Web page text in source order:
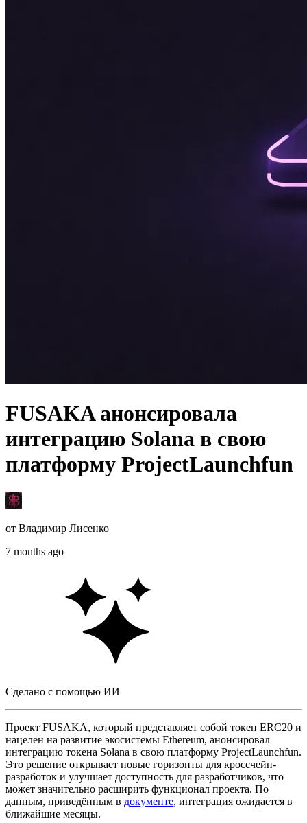
FUSAKA анонсировала
интеграцию Solana в свою
платформу ProjectLaunchfun
от Владимир Лисенко
7 months ago
Сделано с помощью ИИ
Проект FUSAKA, который представляет собой токен ERC20 и
нацелен на развитие экосистемы Ethereum, анонсировал
интеграцию токена Solana в свою платформу ProjectLaunchfun.
Это решение открывает новые горизонты для кроссчейн-
разработок и улучшает доступность для разработчиков, что
может значительно расширить функционал проекта. По
данным, приведённым в документе, интеграция ожидается в
ближайшие месяцы.